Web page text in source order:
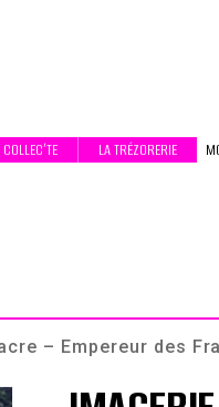
LA TRÉZORERIE
– Empereur des